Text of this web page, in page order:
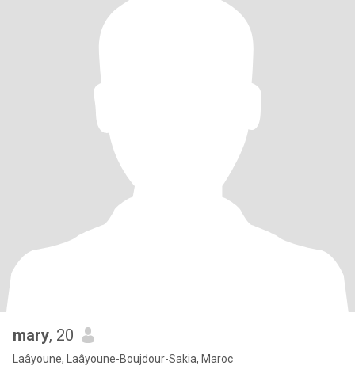
mary, 20
Laâyoune, Laâyoune-Boujdour-Sakia, Maroc